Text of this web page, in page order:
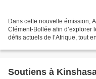
Dans cette nouvelle émission,
Clément-Bollée afin d’explorer
défis actuels de l’Afrique, tout
Soutiens à